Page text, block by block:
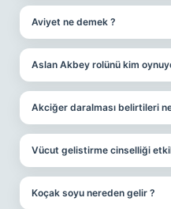
Aviyet ne demek ?
Aslan Akbey rolünü kim
Akciğer daralması belirtileri
Vücut gelistirme cinselliği
Koçak soyu nereden gelir ?